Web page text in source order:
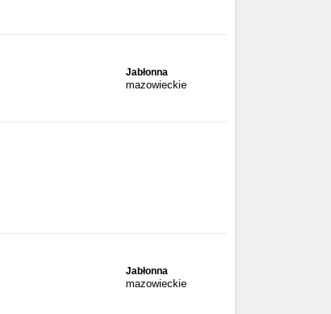
Jabłonna
mazowieckie
Jabłonna
mazowieckie